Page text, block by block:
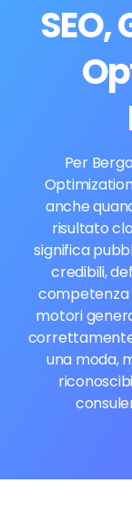
SEO,
Per
anche
risultato
significa
credibili,
competenza
motori
correttamente
una moda,